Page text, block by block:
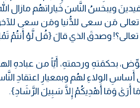
ويبخسُ النَّاسَ خَياراتهُم مازال
مَن سعى للدُّنيا ومَن سعى
وصدقَ الذي قالَ {قُل لَّوْ أَنتُمْ
بحكمَتهِ ورحمتهِ، أَيّاً من عبادهِ
أَساسِ الولاءِ لهُم وبمعيارِ اعتقادِ
أَرَىٰ وَمَا أَهْدِيكُمْ إِلَّا سَبِيلَ الرَّشَادِ}.